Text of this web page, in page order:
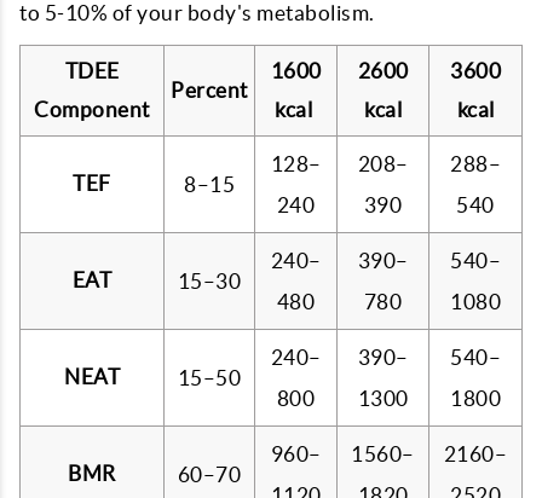
to 5-10% of your body's metabolism.
TDEE
Component
Percent
1600
kcal
2600
kcal
3600
kcal
TEF 8–15
128–
240
208–
390
288–
540
EAT 15–30
240–
480
390–
780
540–
1080
NEAT 15–50
240–
800
390–
1300
540–
1800
BMR 60–70
960–
1560–
2160–